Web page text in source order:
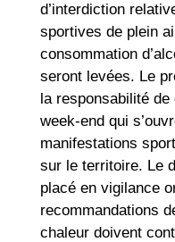
d’interdiction
sportives de plein
consommation
seront levées. Le
la responsabilité de
week-end qui
manifestations
sur le territoire. Le
placé en vigilance
recommandations
chaleur doivent